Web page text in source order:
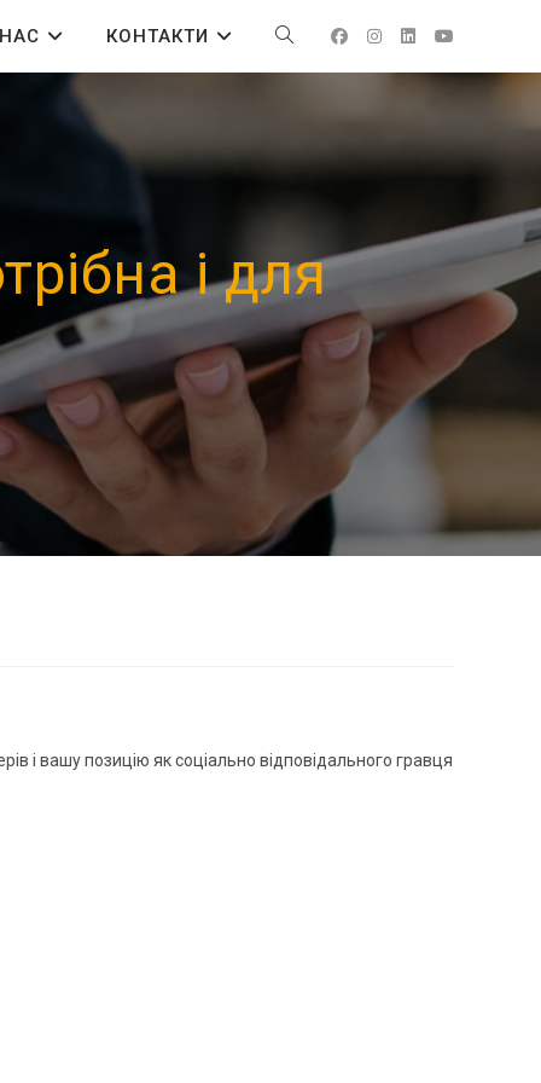
КОНТАКТИ
і для
і вашу позицію як соціально відповідального гравця